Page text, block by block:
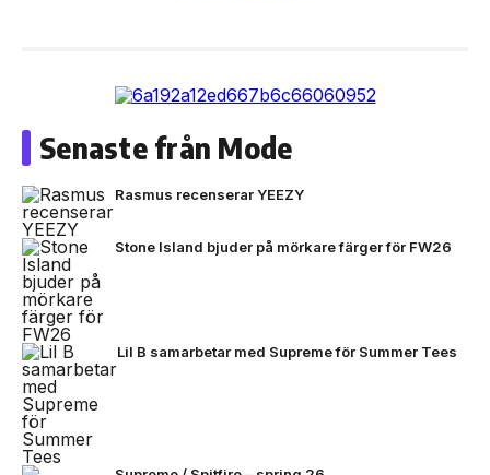
Senaste från Mode
Rasmus recenserar YEEZY
Stone Island bjuder på mörkare färger för FW26
Lil B samarbetar med Supreme för Summer Tees